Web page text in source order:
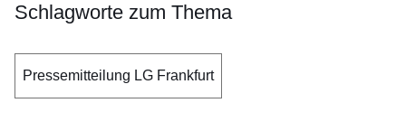
Schlagworte zum Thema
Pressemitteilung LG Frankfurt